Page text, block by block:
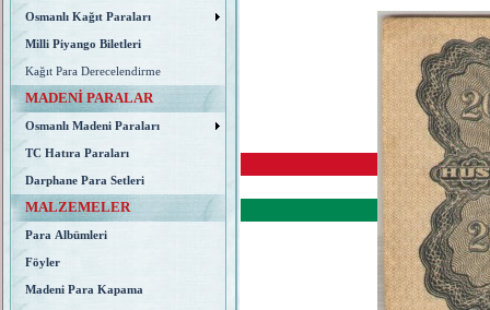
Osmanlı Kağıt Paraları
Milli Piyango Biletleri
Kağıt Para Derecelendirme
MADENİ PARALAR
Osmanlı Madeni Paraları
TC Hatıra Paraları
Darphane Para Setleri
MALZEMELER
Para Albümleri
Föyler
Madeni Para Kapama